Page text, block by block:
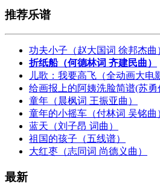
推荐乐谱
功夫小子（赵大国词 徐邦杰曲
折纸船（何德林词 齐建民曲）
儿歌：我要高飞（全动画大
给画报上的阿姨洗脸简谱(苏勇
童年（晨枫词 王振亚曲）
童年的小摇车（付林词 吴铭曲
蓝天（刘子昂 词曲）
祖国的孩子（五线谱）
大红枣（志同词 尚德义曲）
最新